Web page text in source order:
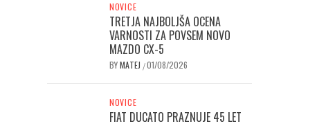
NOVICE
TRETJA NAJBOLJŠA OCENA
VARNOSTI ZA POVSEM NOVO
MAZDO CX-5
BYMATEJ /01/08/2026
NOVICE
FIAT DUCATO PRAZNUJE 45 LET